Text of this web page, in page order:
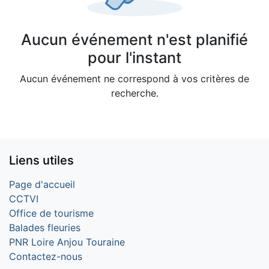
Aucun événement n'est planifié
pour l'instant
Aucun événement ne correspond à vos critères de
recherche.
Liens utiles
Page d'accueil
CCTVI
Office de tourisme
Balades fleuries
PNR Loire Anjou Touraine
Contactez-nous